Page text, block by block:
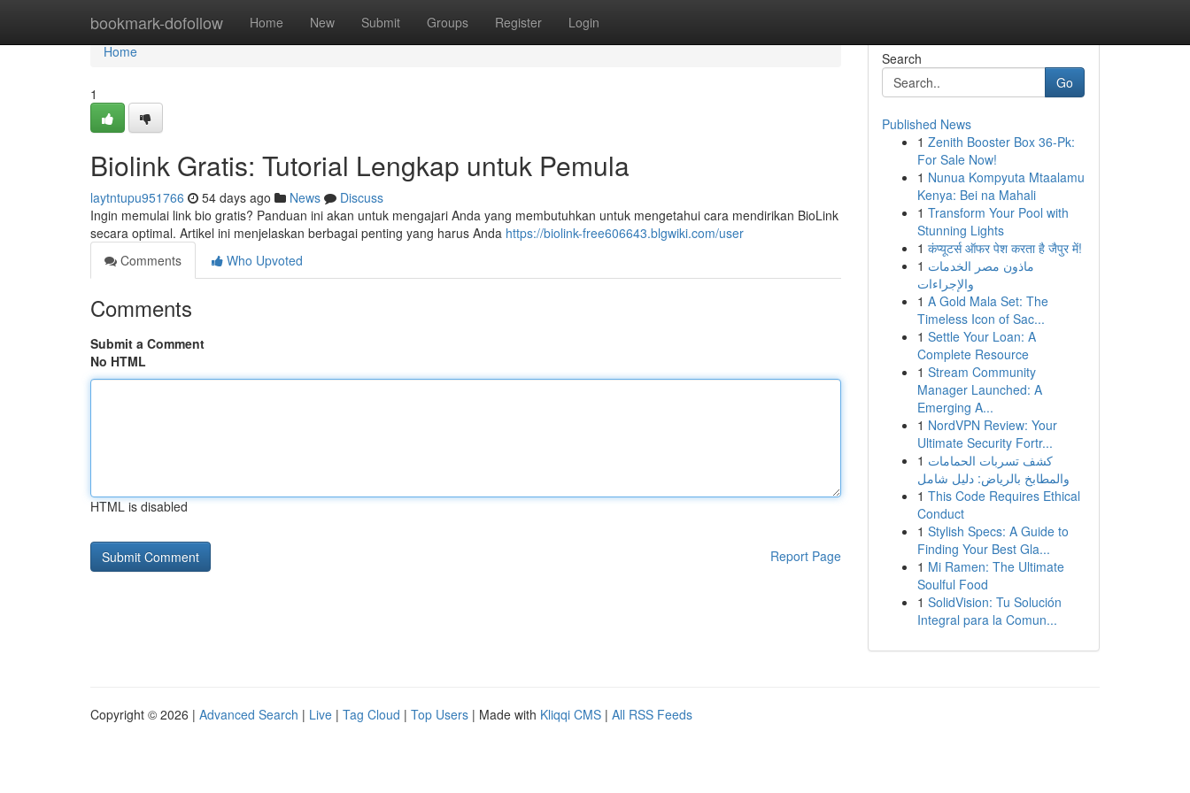
bookmark-dofollow Home New Submit Groups Register Login
Home
Home
1
Biolink Gratis: Tutorial Lengkap untuk Pemula
laytntupu951766 54 days ago News
Discuss
Ingin memulai link bio gratis? Panduan ini akan untuk mengajari Anda yang membutuhkan untuk mengetahui cara mendirikan BioLink
secara optimal. Artikel ini menjelaskan berbagai penting yang harus Anda https://biolink-free606643.blgwiki.com/user
Comments
Who Upvoted
Comments
Submit a Comment
No HTML
HTML is disabled
Report Page
Search
Go
Published News
1 Zenith Booster Box 36-Pk:
For Sale Now!
1 Nunua Kompyuta Mtaalamu
Kenya: Bei na Mahali
1 Transform Your Pool with
Stunning Lights
1 कंप्यूटर्स ऑफर पेश करता है जैपुर में!
1 ماذون مصر الخدمات
والإجراءات
1 A Gold Mala Set: The
Timeless Icon of Sac...
1 Settle Your Loan: A
Complete Resource
1 Stream Community
Manager Launched: A
Emerging A...
1 NordVPN Review: Your
Ultimate Security Fortr...
1 كشف تسربات الحمامات
والمطابخ بالرياض: دليل شامل
1 This Code Requires Ethical
Conduct
1 Stylish Specs: A Guide to
Finding Your Best Gla...
1 Mi Ramen: The Ultimate
Soulful Food
1 SolidVision: Tu Solución
Integral para la Comun...
Copyright © 2026 | Advanced Search | Live | Tag Cloud | Top Users | Made with Kliqqi CMS | All RSS Feeds